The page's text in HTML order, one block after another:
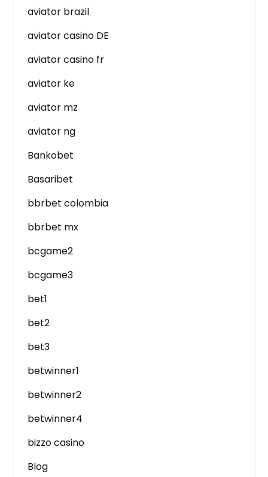
aviator brazil
aviator casino DE
aviator casino fr
aviator ke
aviator mz
aviator ng
Bankobet
Basaribet
bbrbet colombia
bbrbet mx
bcgame2
bcgame3
bet1
bet2
bet3
betwinner1
betwinner2
betwinner4
bizzo casino
Blog